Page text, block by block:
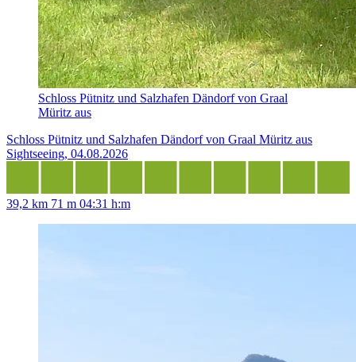
Schloss Pütnitz und Salzhafen Dändorf von Graal
Müritz aus
Schloss Pütnitz und Salzhafen Dändorf von Graal Müritz aus
Sightseeing, 04.08.2026
39,2 km 71 m 04:31 h:m